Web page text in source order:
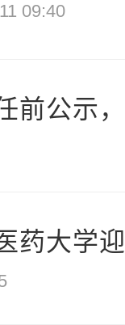
09:40
前公示
药大学